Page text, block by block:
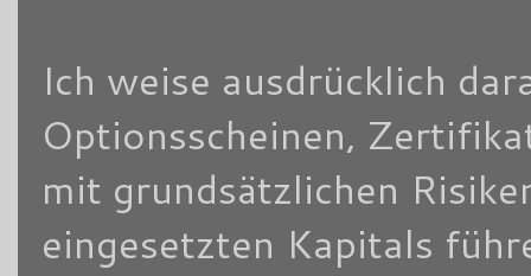
Ich weise ausdrücklich
Optionsscheinen,
mit grundsätzlichen
eingesetzten Kapitals